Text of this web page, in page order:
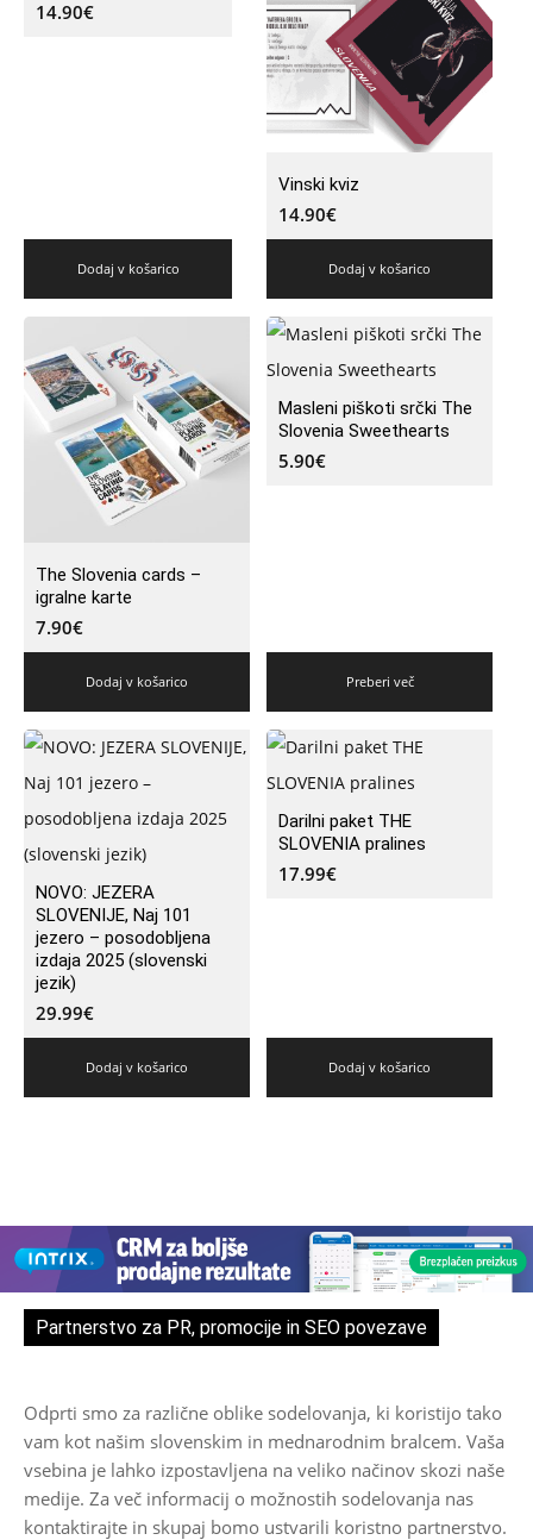
14.90€
Dodaj v košarico
Vinski kviz
14.90€
Dodaj v košarico
The Slovenia cards –
igralne karte
7.90€
Dodaj v košarico
Masleni piškoti srčki The
Slovenia Sweethearts
5.90€
Preberi več
NOVO: JEZERA
SLOVENIJE, Naj 101
jezero – posodobljena
izdaja 2025 (slovenski
jezik)
29.99€
Dodaj v košarico
Darilni paket THE
SLOVENIA pralines
17.99€
Dodaj v košarico
Partnerstvo za PR, promocije in SEO povezave
Odprti smo za različne oblike sodelovanja, ki koristijo tako
vam kot našim slovenskim in mednarodnim bralcem. Vaša
vsebina je lahko izpostavljena na veliko načinov skozi naše
medije. Za več informacij o možnostih sodelovanja nas
kontaktirajte in skupaj bomo ustvarili koristno partnerstvo.